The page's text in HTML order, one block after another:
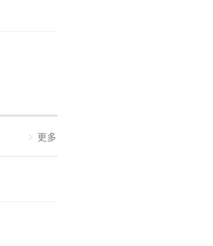
更多